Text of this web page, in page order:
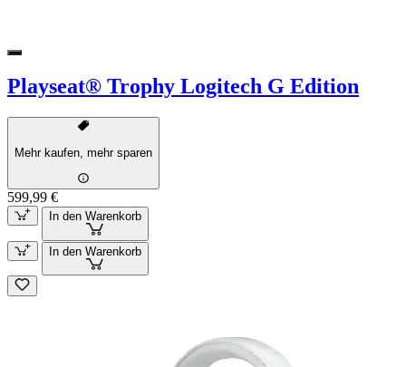
Playseat® Trophy Logitech G Edition
Mehr kaufen, mehr sparen
599,99 €
In den Warenkorb
In den Warenkorb